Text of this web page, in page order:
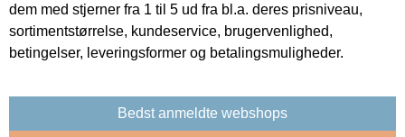
dem med stjerner fra 1 til 5 ud fra bl.a. deres prisniveau,
sortimentstørrelse, kundeservice, brugervenlighed,
betingelser, leveringsformer og betalingsmuligheder.
Bedst anmeldte webshops